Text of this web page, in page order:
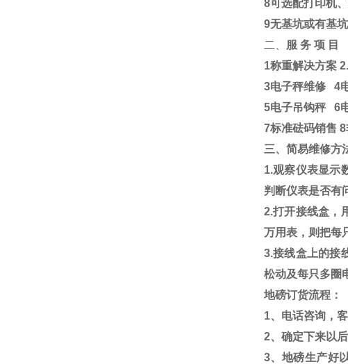
8可选配打印机
9无基坑或有基
二、
服 务 项 目
1称重解决方案 2.
3电子秤维修 4
5电子吊钩秤6
7标准砝码销售 8
三、简易维修方
1.观察仪表显示
判断仪表是否有
2.打开接线盒，
万用表，则把每
3.接线盒上的接
松动及每只多圈
地磅订货流程：
1、电话咨询，
2、确定下来以
3、地磅生产好